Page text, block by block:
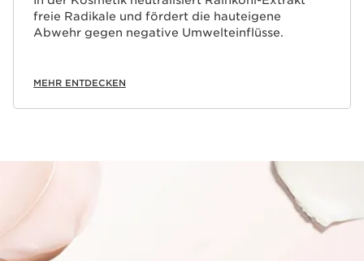
freie Radikale und fördert die hauteigene
Abwehr gegen negative Umwelteinflüsse.
MEHR ENTDECKEN